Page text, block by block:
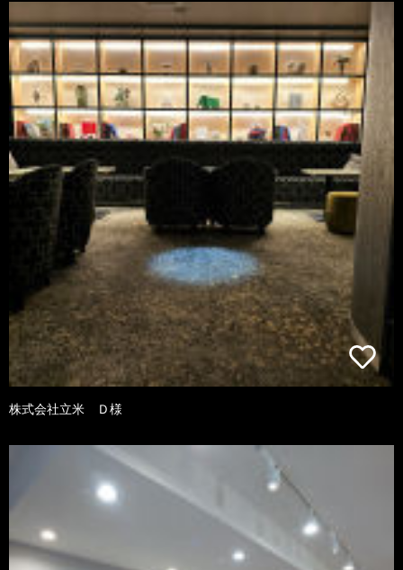
株式会社立米 Ｄ様